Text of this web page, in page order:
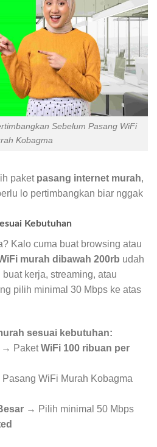
Sebelum Pasang WiFi
Kobagma
paket pasang internet murah,
lo pertimbangkan biar nggak
Kebutuhan
Kalo cuma buat browsing atau
murah dibawah 200rb udah
kerja, streaming, atau
pilih minimal 30 Mbps ke atas
sesuai kebutuhan:
→ PaketWiFi 100 ribuan per
WiFi Murah Kobagma
→ Pilih minimal 50 Mbps